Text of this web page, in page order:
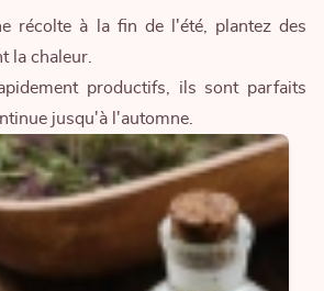
récolte à la fin de l'été, plantez des
la chaleur.
productifs, ils sont parfaits
jusqu'à l'automne.